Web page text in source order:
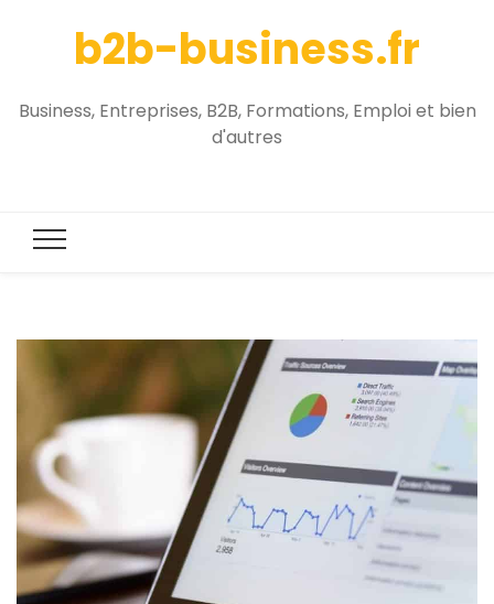
b2b-business.fr
Business, Entreprises, B2B, Formations, Emploi et bien
d'autres